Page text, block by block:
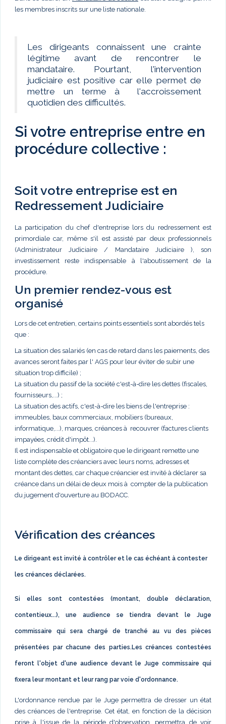
les membres inscrits sur une liste nationale.
Les dirigeants connaissent une crainte
légitime avant de rencontrer le
mandataire. Pourtant, l'intervention
judiciaire est positive car elle permet de
mettre un terme à l'accroissement
quotidien des difficultés.
Si votre entreprise entre en
procédure collective :
Soit votre entreprise est en
Redressement Judiciaire
La participation du chef d'entreprise lors du redressement est
primordiale car, même s'il est assisté par deux professionnels
(Administrateur Judiciaire / Mandataire Judiciaire ), son
investissement reste indispensable à l'aboutissement de la
procédure.
Un premier rendez-vous est
organisé
Lors de cet entretien, certains points essentiels sont abordés tels
que :
La situation des salariés (en cas de retard dans les paiements, des
avances seront faites par l' AGS pour leur éviter de subir une
situation trop difficile) ;
La situation du passif de la société c'est-à-dire les dettes (fiscales,
fournisseurs,...) ;
La situation des actifs, c'est-à-dire les biens de l'entreprise :
immeubles, baux commerciaux, mobiliers (bureaux,
informatique,...), marques, créances à recouvrer (factures clients
impayées, crédit d'impôt...).
Il est indispensable et obligatoire que le dirigeant remette une
liste complète des créanciers avec leurs noms, adresses et
montant des dettes, car chaque créancier est invité à déclarer sa
créance dans un délai de deux mois à compter de la publication
du jugement d'ouverture au BODACC.
Vérification des créances
Le dirigeant est invité à contrôler et le cas échéant à contester
les créances déclarées.
Si elles sont contestées (montant, double déclaration,
contentieux...), une audience se tiendra devant le Juge
commissaire qui sera chargé de tranché au vu des pièces
présentées par chacune des parties.Les créances contestées
feront l'objet d'une audience devant le Juge commissaire qui
fixera leur montant et leur rang par voie d'ordonnance.
L'ordonnance rendue par le Juge permettra de dresser un état
des créances de l'entreprise. Cet état, en fonction de la décision
prise à l'issue de la période d'observation, permettra de voir